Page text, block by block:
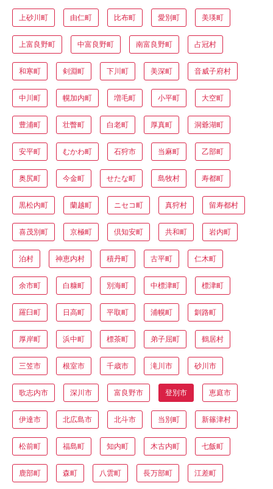
上砂川町 由仁町 比布町 愛別町 美瑛町
上富良野町 中富良野町 南富良野町 占冠村
和寒町 剣淵町 下川町 美深町 音威子府村
中川町 幌加内町 増毛町 小平町 大空町
豊浦町 壮瞥町 白老町 厚真町 洞爺湖町
安平町 むかわ町 石狩市 当麻町 乙部町
奥尻町 今金町 せたな町 島牧村 寿都町
黒松内町 蘭越町 ニセコ町 真狩村 留寿都村
喜茂別町 京極町 倶知安町 共和町 岩内町
泊村 神恵内村 積丹町 古平町 仁木町
余市町 白糠町 別海町 中標津町 標津町
羅臼町 日高町 平取町 浦幌町 釧路町
厚岸町 浜中町 標茶町 弟子屈町 鶴居村
三笠市 根室市 千歳市 滝川市 砂川市
歌志内市 深川市 富良野市 登別市 恵庭市
伊達市 北広島市 北斗市 当別町 新篠津村
松前町 福島町 知内町 木古内町 七飯町
鹿部町 森町 八雲町 長万部町 江差町